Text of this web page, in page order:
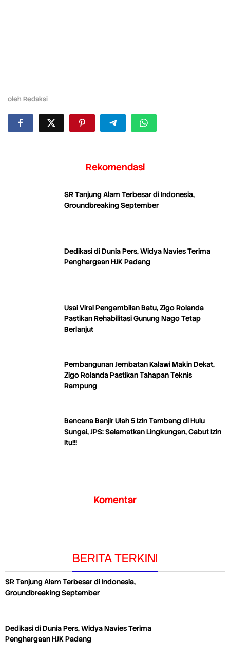
oleh Redaksi
Rekomendasi
SR Tanjung Alam Terbesar di Indonesia,
Groundbreaking September
Dedikasi di Dunia Pers, Widya Navies Terima
Penghargaan HJK Padang
Usai Viral Pengambilan Batu, Zigo Rolanda
Pastikan Rehabilitasi Gunung Nago Tetap
Berlanjut
Pembangunan Jembatan Kalawi Makin Dekat,
Zigo Rolanda Pastikan Tahapan Teknis
Rampung
Bencana Banjir Ulah 5 Izin Tambang di Hulu
Sungai, JPS: Selamatkan Lingkungan, Cabut Izin
Itu!!!
Komentar
BERITA TERKINI
SR Tanjung Alam Terbesar di Indonesia,
Groundbreaking September
Dedikasi di Dunia Pers, Widya Navies Terima
Penghargaan HJK Padang